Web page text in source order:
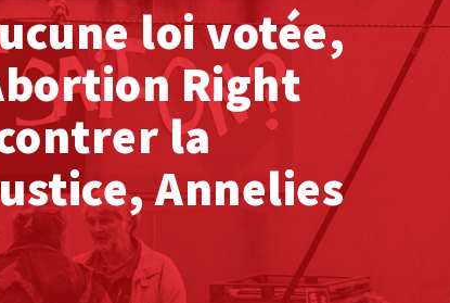
loi votée,
Right
la
Annelies